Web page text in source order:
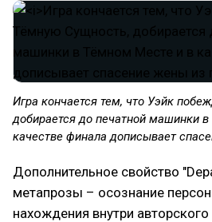
Игра кончается тем, что Уэйк
добирается до печатной машинки
качестве финала дописывает
Дополнительное свойство
метапрозы – осознание
нахождения внутри